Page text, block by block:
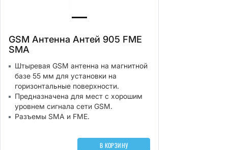
GSM Антенна Антей 905 FME
SMA
Штыревая GSM антенна на магнитной
базе 55 мм для установки на
горизонтальные поверхности.
Предназначена для мест с хорошим
уровнем сигнала сети GSM.
Разъемы SMA и FME.
В КОРЗИНУ